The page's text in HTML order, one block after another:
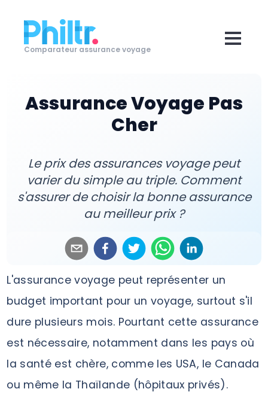
Comparateur assurance voyage
Assurance Voyage Pas
Cher
Le prix des assurances voyage peut
varier du simple au triple. Comment
s'assurer de choisir la bonne assurance
au meilleur prix ?
L'assurance voyage peut représenter un
budget important pour un voyage, surtout s'il
dure plusieurs mois. Pourtant cette assurance
est nécessaire, notamment dans les pays où
la santé est chère, comme les USA, le Canada
ou même la Thaïlande (hôpitaux privés).